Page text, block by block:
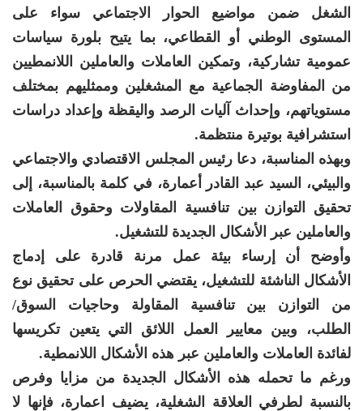
الشغل ضمن مواضيع الحوار الاجتماعي سواء على
المستوى الوطني أو القطاعي، بما يتيح بلورة سياسات
عمومية تشاركية، وتمكين العاملات والعاملين اللانمطيين
من المفاوضة الجماعية مع المشغلين وممثليهم بمختلف
مستوياتهم، وإحداث آليات الرصد واليقظة وإعداد دراسات
استشرافية بوتيرة منتظمة.
وبهذه المناسبة، دعا رئيس المجلس الاقتصادي والاجتماعي
والبيئي، السيد عبد القادر أعمارة، في كلمة بالمناسبة، إلى
تحقيق التوازن بين تنافسية المقاولات وحقوق العاملات
والعاملين عبر الأشكال الجديدة للتشغيل.
وأوضح أن إرساء بيئة عمل مرنة قادرة على إدماج
الأشكال الناشئة للتشغيل، يقتضي الحرص على تحقيق نوع
من التوازن بين تنافسية المقاولة وحاجيات السوق/
الطلب، وبين معايير العمل اللائق التي يتعين تكريسها
لفائدة العاملات والعاملين عبر هذه الأشكال اللانمطية.
ورغم ما تحمله هذه الأشكال الجديدة من مزايا وفرص
بالنسبة لطرفي العلاقة الشغلية، يضيف اعمارة، فإنها لا